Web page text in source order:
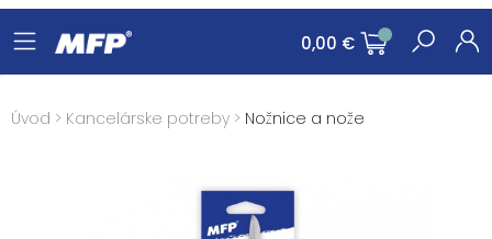
0,00 €
Úvod > Kancelárske potreby > Nožnice a nože